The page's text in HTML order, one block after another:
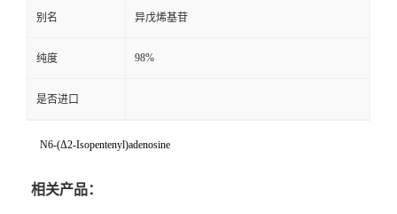
别名 异戊烯基苷
纯度 98%
是否进口
N6-(Δ2-Isopentenyl)adenosine
相关产品：